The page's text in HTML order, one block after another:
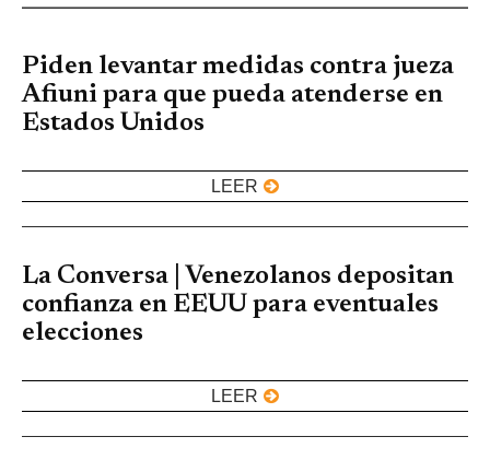
Piden levantar medidas contra jueza
Afiuni para que pueda atenderse en
Estados Unidos
LEER
La Conversa | Venezolanos depositan
confianza en EEUU para eventuales
elecciones
LEER